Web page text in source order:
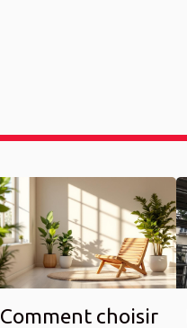
Comment choisir